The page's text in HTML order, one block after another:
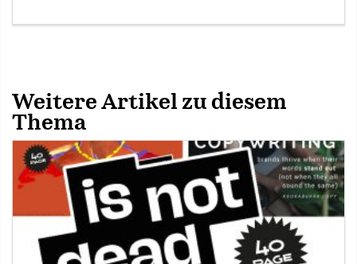
Weitere Artikel zu diesem
Thema